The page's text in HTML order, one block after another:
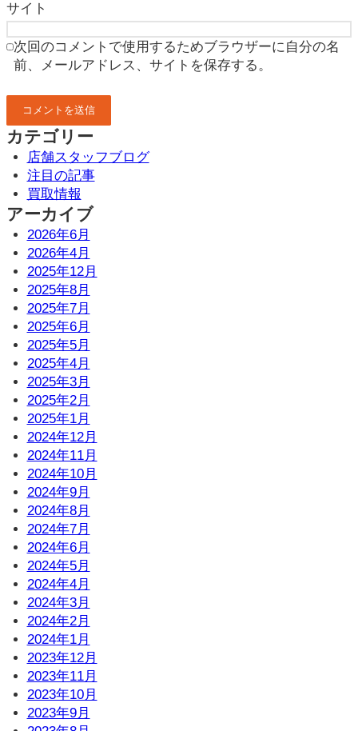
サイト
次回のコメントで使用するためブラウザーに自分の名
前、メールアドレス、サイトを保存する。
カテゴリー
店舗スタッフブログ
注目の記事
買取情報
アーカイブ
2026年6月
2026年4月
2025年12月
2025年8月
2025年7月
2025年6月
2025年5月
2025年4月
2025年3月
2025年2月
2025年1月
2024年12月
2024年11月
2024年10月
2024年9月
2024年8月
2024年7月
2024年6月
2024年5月
2024年4月
2024年3月
2024年2月
2024年1月
2023年12月
2023年11月
2023年10月
2023年9月